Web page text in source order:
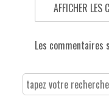
AFFICHER LES
Les commentaires